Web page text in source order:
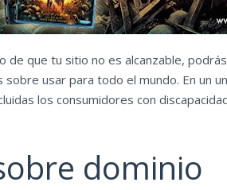
que tu sitio no es alcanzable,
usar para todo el mundo. En un
los consumidores con
dominio